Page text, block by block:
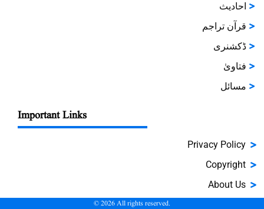
احادیث
قرآن تراجم
ڈکشنری
فتاویٰ
مسائل
Important Links
Privacy Policy
Copyright
About Us
©2026All rights reserved.